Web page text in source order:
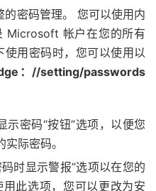
密码管理。 您可以使用内
Microsoft 帐户在您的所有
用密码时，您可以使用以
：//setting/passwords
示密码“按钮”选项，以便您
际密码。
时显示警报”选项以在您的
此选项，您可以更改为安